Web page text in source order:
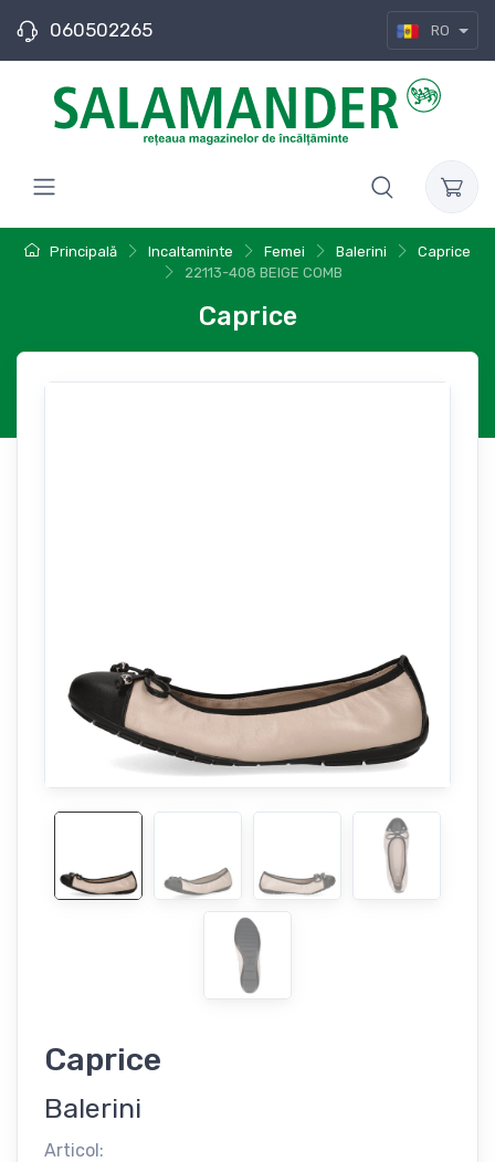
060502265 RO
Principală Incaltaminte Femei Balerini
Caprice
22113-408 BEIGE COMB
Caprice
Caprice
Balerini
Articol: